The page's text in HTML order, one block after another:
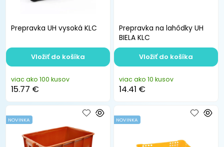
Prepravka UH vysoká KLC
viac ako 100 kusov
15.77 €
Vložiť do košíka
Prepravka na lahôdky UH
BIELA KLC
viac ako 10 kusov
14.41 €
Vložiť do košíka
NOVINKA NOVINKA